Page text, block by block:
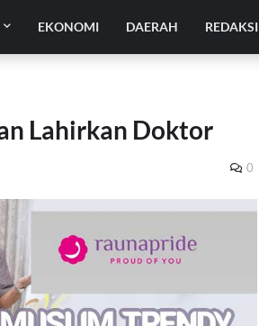
EKONOMI DAERAH REDAKSI
Lahirkan Doktor
0